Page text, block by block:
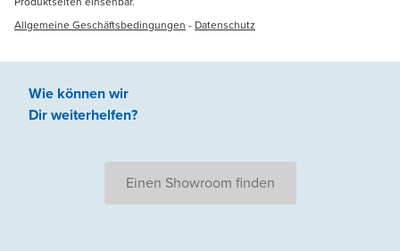
Allgemeine Geschäftsbedingungen - Datenschutz
Wie können wir
Dir weiterhelfen?
Einen Showroom finden